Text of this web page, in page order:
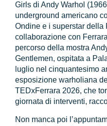
Girls di Andy Warhol
underground americano
Ondine e i superstar della
collaborazione con
percorso della mostra
Gentlemen, ospitata a
luglio nel cinquantesimo
esposizione warholiana
TEDxFerrara 2026, che
giornata di interventi,
Non manca poi